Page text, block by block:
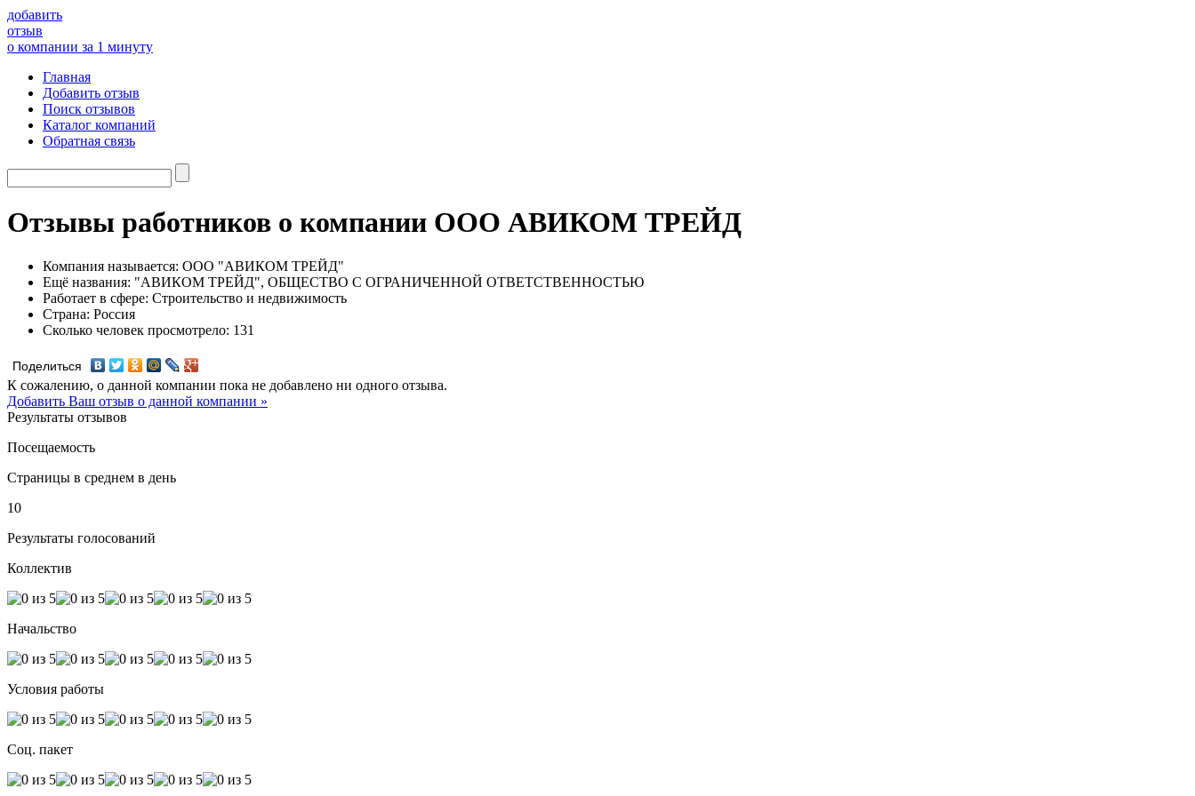
добавить
отзыв
о компании за 1 минуту
Главная
Добавить отзыв
Поиск отзывов
Каталог компаний
Обратная связь
Отзывы работников о компании ООО АВИКОМ ТРЕЙД
Компания называется: ООО "АВИКОМ ТРЕЙД"
Ещё названия: "АВИКОМ ТРЕЙД", ОБЩЕСТВО С ОГРАНИЧЕННОЙ ОТВЕТСТВЕННОСТЬЮ
Работает в сфере: Строительство и недвижимость
Страна: Россия
Сколько человек просмотрело: 131
Поделиться
К сожалению, о данной компании пока не добавлено ни одного отзыва.
Добавить Ваш отзыв о данной компании »
Результаты отзывов
Посещаемость
Страницы в среднем в день
10
Результаты голосований
Коллектив
Начальство
Условия работы
Соц. пакет